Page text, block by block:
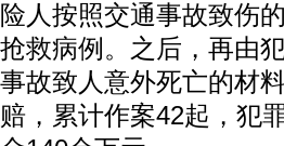
险人按照交通事故致伤
抢救病例。之后，再由
事故致人意外死亡的材
赔，累计作案42起，犯